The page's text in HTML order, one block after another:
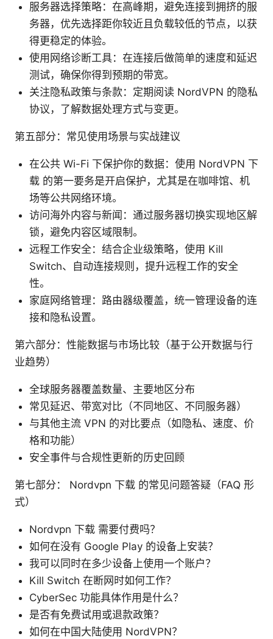
服务器选择策略：在高峰期，避免连接到拥挤的服
务器，优先选择距你较近且负载较低的节点，以获
得更稳定的体验。
使用网络诊断工具：在连接后做简单的速度和延迟
测试，确保你得到预期的带宽。
关注隐私政策与条款：定期阅读 NordVPN 的隐私
协议，了解数据处理方式与变更。
第五部分：常见使用场景与实战建议
在公共 Wi-Fi 下保护你的数据：使用 NordVPN 下
载 的第一要务是开启保护，尤其是在咖啡馆、机
场等公共网络环境。
访问海外内容与新闻：通过服务器切换实现地区解
锁，避免内容区域限制。
远程工作安全：结合企业级策略，使用 Kill
Switch、自动连接规则，提升远程工作的安全
性。
家庭网络管理：路由器级覆盖，统一管理设备的连
接和隐私设置。
第六部分：性能数据与市场比较（基于公开数据与行
业趋势）
全球服务器覆盖数量、主要地区分布
常见延迟、带宽对比（不同地区、不同服务器）
与其他主流 VPN 的对比要点（如隐私、速度、价
格和功能）
安全事件与合规性更新的历史回顾
第七部分： Nordvpn 下载 的常见问题答疑（FAQ 形
式）
Nordvpn 下载 需要付费吗？
如何在没有 Google Play 的设备上安装？
我可以同时在多少设备上使用一个账户？
Kill Switch 在断网时如何工作？
CyberSec 功能具体作用是什么？
是否有免费试用或退款政策？
如何在中国大陆使用 NordVPN？